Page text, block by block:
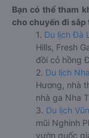
Bạn có thể tham
cho chuyến đi sắp
1. Du lịch Đà
Hills, Fresh
đồi cỏ hồng
2. Du lịch
Hương, nhà
nhà ga Nha
3. Du lịch
mũi Nghinh
vườn quốc